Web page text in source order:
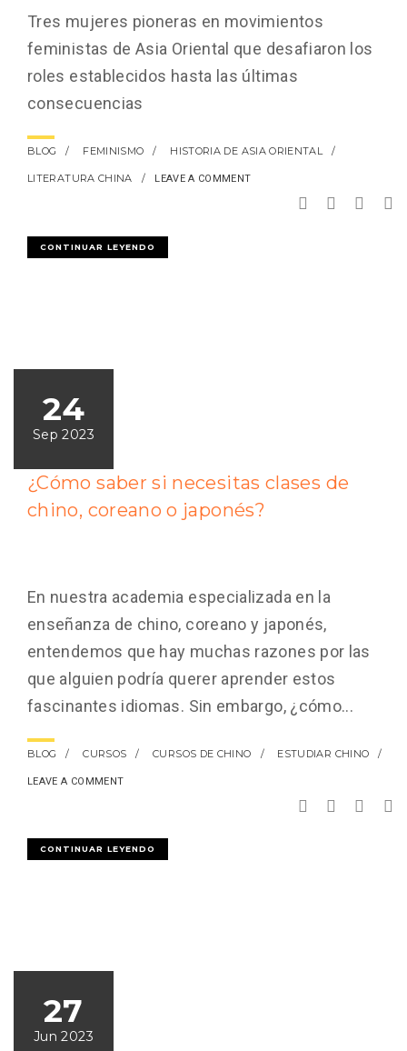
Tres mujeres pioneras en movimientos
feministas de Asia Oriental que desafiaron los
roles establecidos hasta las últimas
consecuencias
BLOG FEMINISMO HISTORIA DE ASIA ORIENTAL
LITERATURA CHINA LEAVE A COMMENT
CONTINUAR LEYENDO
24
Sep 2023
¿Cómo saber si necesitas clases de
chino, coreano o japonés?
En nuestra academia especializada en la
enseñanza de chino, coreano y japonés,
entendemos que hay muchas razones por las
que alguien podría querer aprender estos
fascinantes idiomas. Sin embargo, ¿cómo...
BLOG CURSOS CURSOS DE CHINO ESTUDIAR CHINO
LEAVE A COMMENT
CONTINUAR LEYENDO
27
Jun 2023